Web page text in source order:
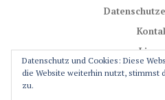
Trail-
Datenschutz und Cookies: Diese
die Website weiterhin nutzt, stimmst
zu.